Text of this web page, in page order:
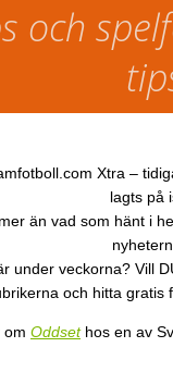
och
Xtra –
lagts på
än vad som hänt i
under veckorna? Vill
och hitta gratis
om Oddsethos en av